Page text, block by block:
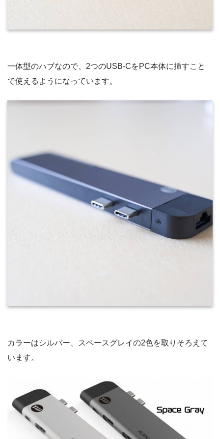
一体型のハブなので、2つのUSB-CをPC本体に挿すこと
で使えるようになっています。
カラーはシルバー、スペースグレイの2色を取りそろえて
います。